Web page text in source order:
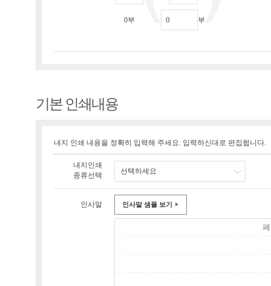
0부 부
기본 인쇄내용
내지 인쇄 내용을 정확히 입력해 주세요. 입력하신대로 편집됩니다.
내지인쇄
종류선택
선택하세요
인사말 인사말 샘플 보기